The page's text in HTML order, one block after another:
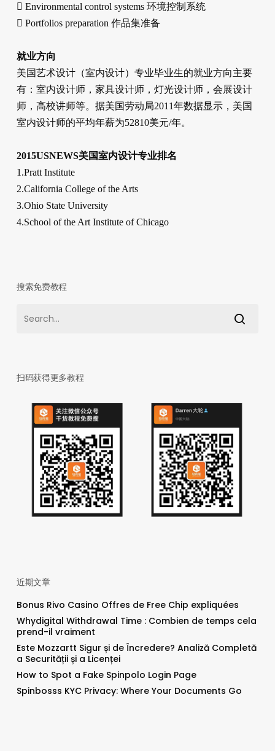
 Environmental control systems 环境控制系统
 Portfolios preparation 作品集准备
就业方向
美国艺术设计（室内设计）专业毕业生的就业方向主要
有：室内设计师，家具设计师，灯光设计师，会展设计
师，高校讲师等。据美国劳动局2011年数据显示，美国
室内设计师的平均年薪为52810美元/年。
2015USNEWS美国室内设计专业排名
1.Pratt Institute
2.California College of the Arts
3.Ohio State University
4.School of the Art Institute of Chicago
搜索免费教程
扫码获得更多教程
近期文章
Bonus Rivo Casino Offres de Free Chip expliquées
Whydigital Withdrawal Time : Combien de temps cela
prend-il vraiment
Este Mozzartt Sigur și de Încredere? Analiză Completă
a Securității și a Licenței
How to Spot a Fake Spinpolo Login Page
Spinbosss KYC Privacy: Where Your Documents Go